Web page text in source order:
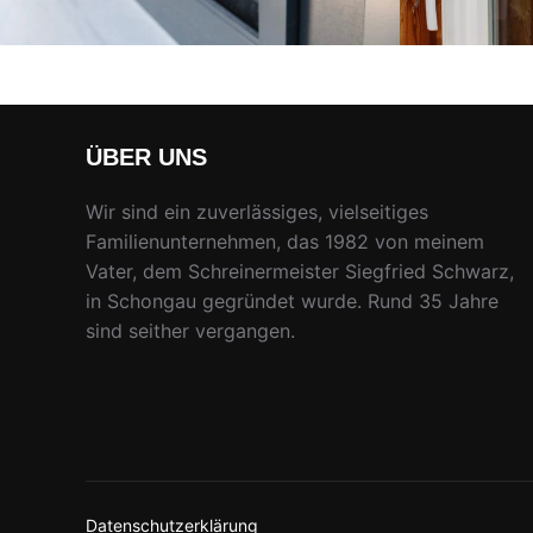
ÜBER UNS
Wir sind ein zuverlässiges, vielseitiges
Familienunternehmen, das 1982 von meinem
Vater, dem Schreinermeister Siegfried Schwarz,
in Schongau gegründet wurde. Rund 35 Jahre
sind seither vergangen.
Datenschutzerklärung